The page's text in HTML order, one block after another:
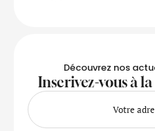
Découvrez nos
Inscrivez-vous à